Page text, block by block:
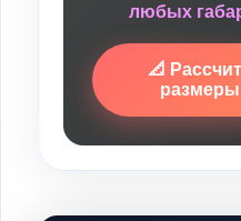
любых
📐
размеры